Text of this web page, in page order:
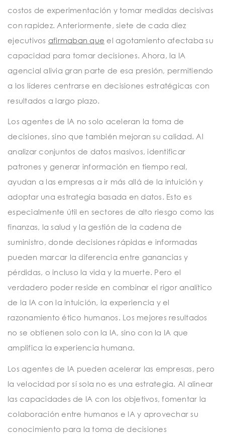
costos de experimentación y tomar medidas decisivas
con rapidez. Anteriormente, siete de cada diez
ejecutivos afirmaban que el agotamiento afectaba su
capacidad para tomar decisiones. Ahora, la IA
agencial alivia gran parte de esa presión, permitiendo
a los líderes centrarse en decisiones estratégicas con
resultados a largo plazo.
Los agentes de IA no solo aceleran la toma de
decisiones, sino que también mejoran su calidad. Al
analizar conjuntos de datos masivos, identificar
patrones y generar información en tiempo real,
ayudan a las empresas a ir más allá de la intuición y
adoptar una estrategia basada en datos. Esto es
especialmente útil en sectores de alto riesgo como las
finanzas, la salud y la gestión de la cadena de
suministro, donde decisiones rápidas e informadas
pueden marcar la diferencia entre ganancias y
pérdidas, o incluso la vida y la muerte. Pero el
verdadero poder reside en combinar el rigor analítico
de la IA con la intuición, la experiencia y el
razonamiento ético humanos. Los mejores resultados
no se obtienen solo con la IA, sino con la IA que
amplifica la experiencia humana.
Los agentes de IA pueden acelerar las empresas, pero
la velocidad por sí sola no es una estrategia. Al alinear
las capacidades de IA con los objetivos, fomentar la
colaboración entre humanos e IA y aprovechar su
conocimiento para la toma de decisiones